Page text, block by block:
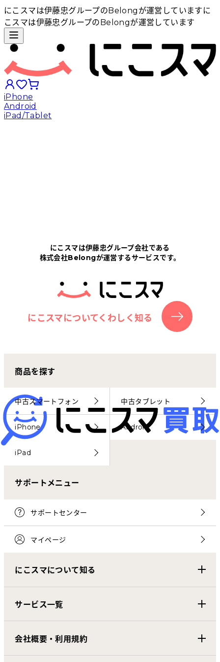
にこスマは伊藤忠グループのBelongが運営しています に
こスマは伊藤忠グループのBelongが運営しています
iPhone
Android
iPad/Tablet
にこスマについて
サポートセンター
お客さまの声
にこスマ通信
マイページ
にこスマは伊藤忠グループ会社である
株式会社Belongが運営するサービスです。
にこスマについてくわしく知る
商品を探す
中古スマートフォン 中古タブレット
iPhone Android
iPad
サポートメニュー
サポートセンター
マイページ
にこスマについて知る
サービス一覧
会社概要・利用規約